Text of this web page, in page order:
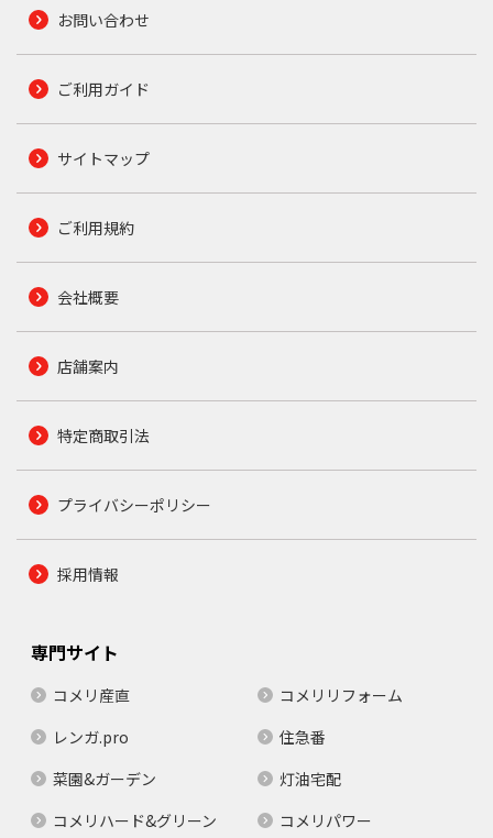
お問い合わせ
ご利用ガイド
サイトマップ
ご利用規約
会社概要
店舗案内
特定商取引法
プライバシーポリシー
採用情報
専門サイト
コメリ産直
コメリリフォーム
レンガ.pro
住急番
菜園&ガーデン
灯油宅配
コメリハード&グリーン
コメリパワー